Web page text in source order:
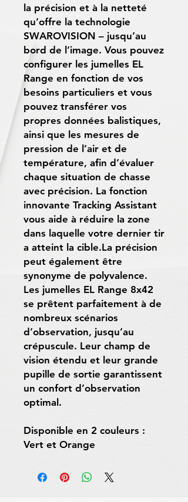
la précision et à la netteté
qu’offre la technologie
SWAROVISION – jusqu’au
bord de l’image. Vous pouvez
configurer les jumelles EL
Range en fonction de vos
besoins particuliers et vous
pouvez transférer vos
propres données balistiques,
ainsi que les mesures de
pression de l’air et de
température, afin d’évaluer
chaque situation de chasse
avec précision. La fonction
innovante Tracking Assistant
vous aide à réduire la zone
dans laquelle votre dernier tir
a atteint la cible.La précision
peut également être
synonyme de polyvalence.
Les jumelles EL Range 8x42
se prêtent parfaitement à de
nombreux scénarios
d’observation, jusqu’au
crépuscule. Leur champ de
vision étendu et leur grande
pupille de sortie garantissent
un confort d’observation
optimal.
Disponible en 2 couleurs :
Vert et Orange